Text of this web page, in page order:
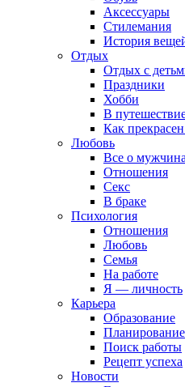
Аксессуары
Стилемания
История
Отдых
Отдых с
Праздники
Хобби
В
Как
Любовь
Все о
Отношения
Секс
В браке
Психология
Отношения
Любовь
Семья
На работе
Я — личность
Карьера
Образование
Планирование
Поиск работы
Рецепт успеха
Новости